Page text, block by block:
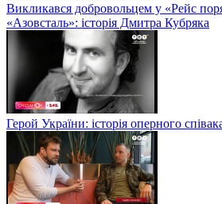
Викликався добровольцем у «Рейс
«Азовсталь»: історія Дмитра Кубряка
Герой України: історія оперного